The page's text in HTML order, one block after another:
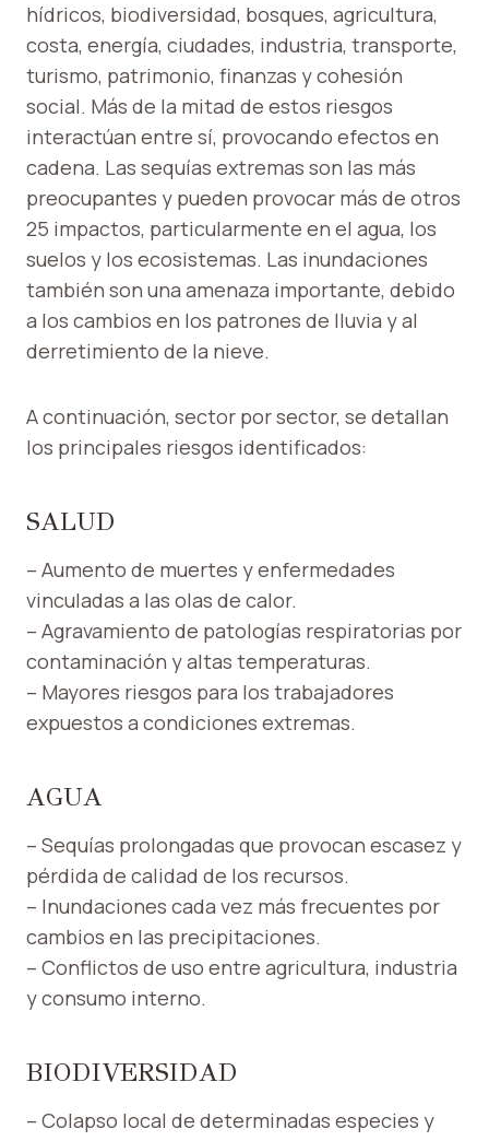
hídricos, biodiversidad, bosques, agricultura,
costa, energía, ciudades, industria, transporte,
turismo, patrimonio, finanzas y cohesión
social. Más de la mitad de estos riesgos
interactúan entre sí, provocando efectos en
cadena. Las sequías extremas son las más
preocupantes y pueden provocar más de otros
25 impactos, particularmente en el agua, los
suelos y los ecosistemas. Las inundaciones
también son una amenaza importante, debido
a los cambios en los patrones de lluvia y al
derretimiento de la nieve.
A continuación, sector por sector, se detallan
los principales riesgos identificados:
SALUD
– Aumento de muertes y enfermedades
vinculadas a las olas de calor.
– Agravamiento de patologías respiratorias por
contaminación y altas temperaturas.
– Mayores riesgos para los trabajadores
expuestos a condiciones extremas.
AGUA
– Sequías prolongadas que provocan escasez y
pérdida de calidad de los recursos.
– Inundaciones cada vez más frecuentes por
cambios en las precipitaciones.
– Conflictos de uso entre agricultura, industria
y consumo interno.
BIODIVERSIDAD
– Colapso local de determinadas especies y